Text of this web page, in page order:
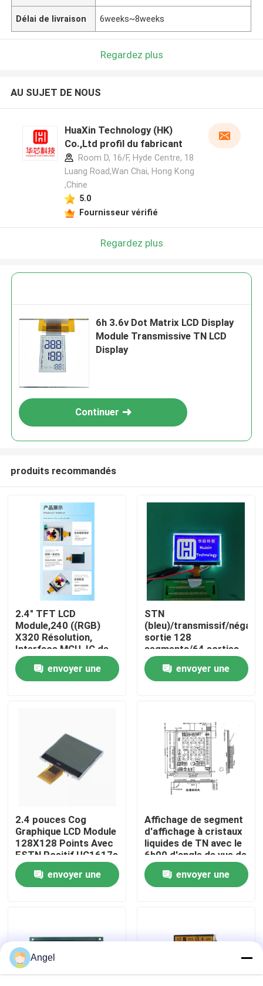
Maison
Produits
Exposition de VR
Visite d'usine
Contrôle de qualité
Demandez une citation
Délai de livraison 6weeks~8weeks
Regardez plus
AU SUJET DE NOUS
HuaXin Technology (HK)
Co.,Ltd profil du fabricant
Room D, 16/F, Hyde Centre, 18
Luang Road,Wan Chai, Hong Kong
,Chine
5.0
Fournisseur vérifié
Regardez plus
6h 3.6v Dot Matrix LCD Display
Module Transmissive TN LCD
Display
Continuer
produits recommandés
2.4" TFT LCD
Module,240 ((RGB)
X320 Résolution,
Interface MCU, IC de
conduite ILI9340X,
TOUT à l'heure, 4 LED
envoyer une
STN
(bleu)/transmissif/négatif,
sortie 128
segments/64 sorties
communes
envoyer une
2.4 pouces Cog
Graphique LCD Module
128X128 Points Avec
FSTN Positif UC1617s
Contrôleur Appliquer
pour le compteur et
électrique
envoyer une
Affichage de segment
d'affichage à cristaux
liquides de TN avec le
6h00 d'angle de vue de
Pin 1/3bias 1/6duty
envoyer une
Angel